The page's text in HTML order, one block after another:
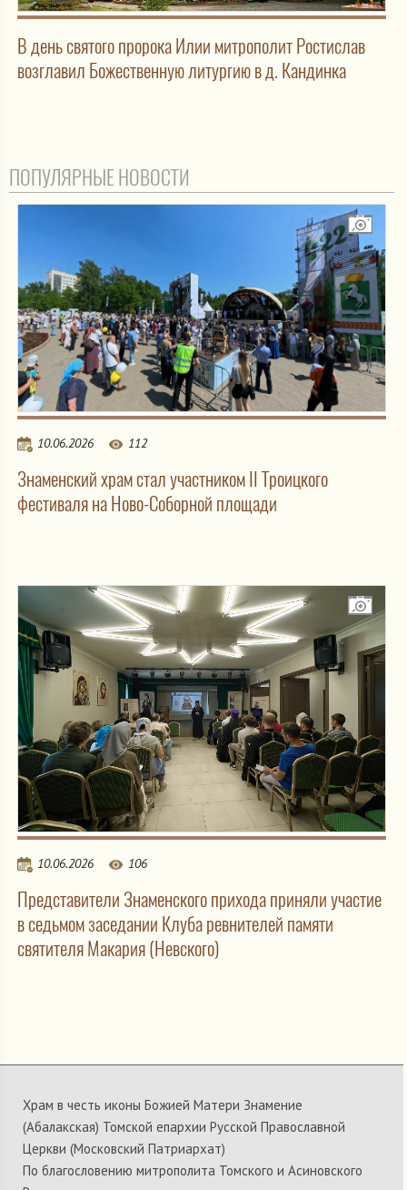
В день святого пророка Илии митрополит Ростислав
возглавил Божественную литургию в д. Кандинка
ПОПУЛЯРНЫЕ НОВОСТИ
10.06.2026 112
Знаменский храм стал участником II Троицкого
фестиваля на Ново-Соборной площади
10.06.2026 106
Представители Знаменского прихода приняли участие
в седьмом заседании Клуба ревнителей памяти
святителя Макария (Невского)
Храм в честь иконы Божией Матери Знамение
(Абалакская) Томской епархии Русской Православной
Церкви (Московский Патриархат)
По благословению митрополита Томского и Асиновского